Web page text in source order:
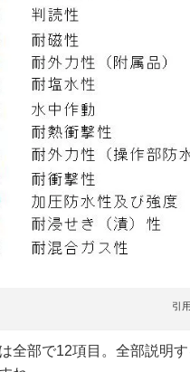
引
全部で12項目。全部説明